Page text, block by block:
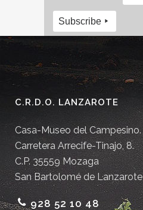
Subscribe
C.R.D.O. LANZAROTE
Casa-Museo del Campesino.
Carretera Arrecife-Tinajo, 8.
C.P. 35559 Mozaga
San Bartolomé de Lanzarote
928 52 10 48